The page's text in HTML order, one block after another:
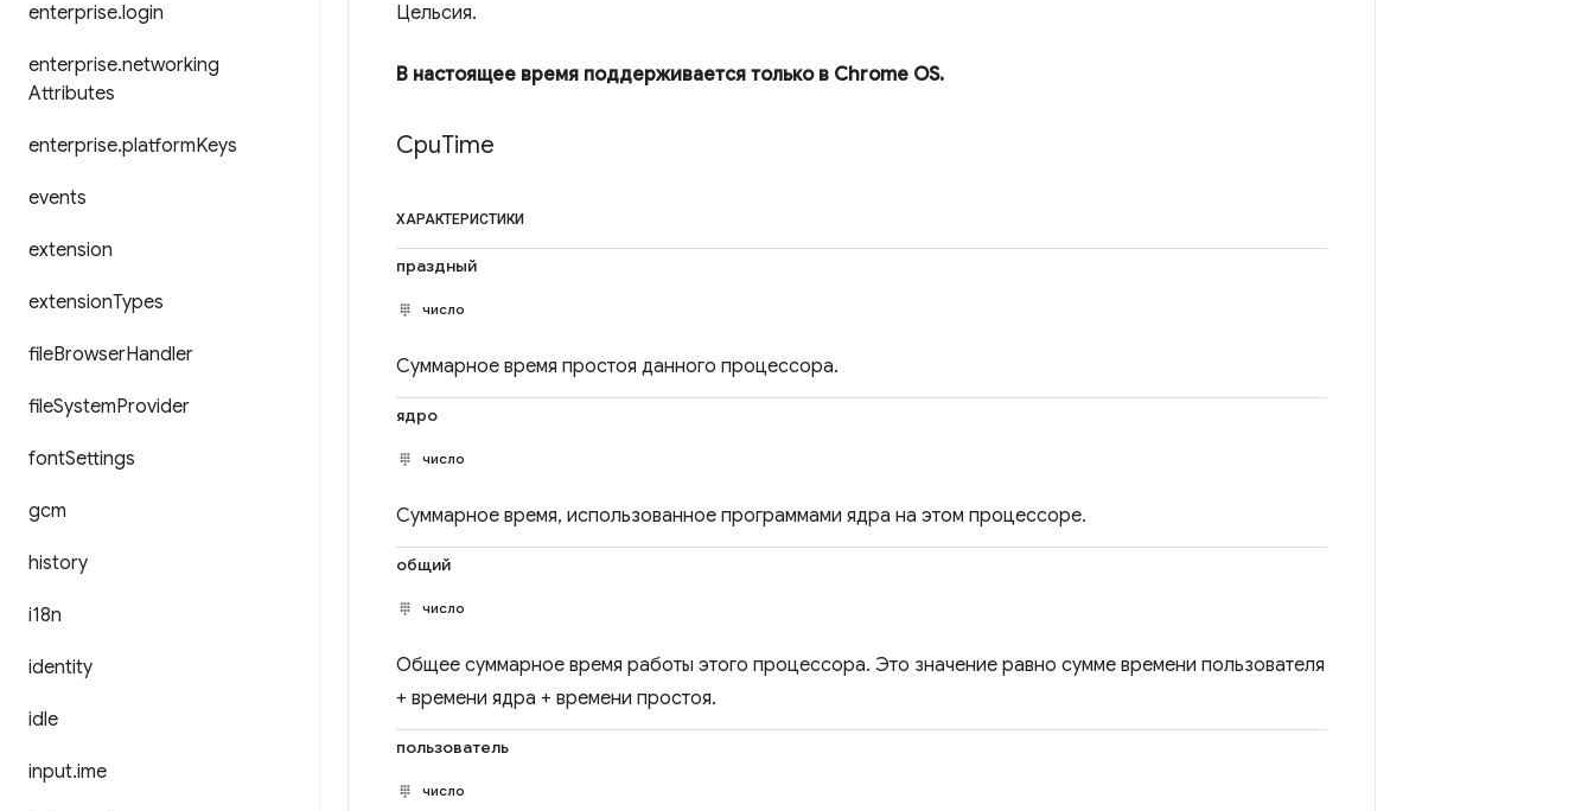
enterprise.login
enterprise.networking
Attributes
enterprise.platformKeys
events
extension
extensionTypes
fileBrowserHandler
fileSystemProvider
fontSettings
gcm
history
i18n
identity
idle
input.ime
Цельсия.
В настоящее время поддерживается только в Chrome OS.
CpuTime
ХАРАКТЕРИСТИКИ
праздный
число
Суммарное время простоя данного процессора.
ядро
число
Суммарное время, использованное программами ядра на этом процессоре.
общий
число
Общее суммарное время работы этого процессора. Это значение равно сумме времени пользователя
+ времени ядра + времени простоя.
пользователь
число